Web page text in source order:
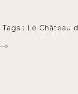
Tags : Le Château
-->